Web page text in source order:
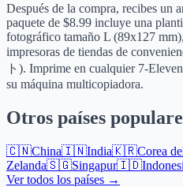
Después de la compra, recibes un
paquete de $8.99 incluye una
fotográfico tamaño L (89x127
impresoras de tiendas de
ト). Imprime en cualquier 7-
su máquina multicopiadora.
Otros países
🇨🇳China🇮🇳India🇰🇷Corea
Zelanda🇸🇬Singapur🇮🇩
Ver todos los países →